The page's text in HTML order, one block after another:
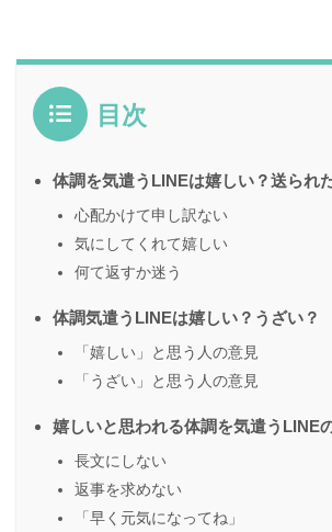
目次
体調を気遣うLINEは嬉しい？送られ
心配かけて申し訳ない
気にしてくれて嬉しい
何て返すか迷う
体調気遣うLINEは嬉しい？うざい？
「嬉しい」と思う人の意見
「うざい」と思う人の意見
嬉しいと思われる体調を気遣うLINE
長文にしない
返事を求めない
「早く元気になってね」